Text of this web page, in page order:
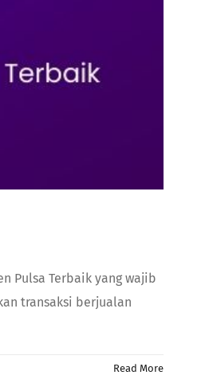
Pulsa Terbaik yang wajib
transaksi berjualan
Read More